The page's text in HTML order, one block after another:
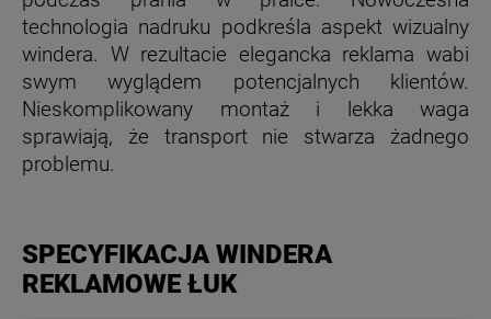
technologia nadruku podkreśla aspekt wizualny
windera. W rezultacie elegancka reklama wabi
swym wyglądem potencjalnych klientów.
Nieskomplikowany montaż i lekka waga
sprawiają, że transport nie stwarza żadnego
problemu.
SPECYFIKACJA WINDERA
REKLAMOWE ŁUK